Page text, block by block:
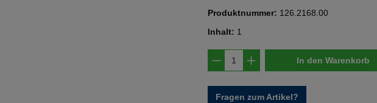
Produktnummer: 126.2168.00
Inhalt: 1
Produkt Anzahl: Gib den
In den Warenkorb
Fragen zum Artikel?